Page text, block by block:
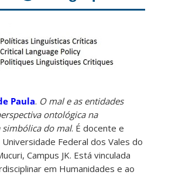
Paula. O mal e as entidades
ontológica na
simbólica do mal. É docente e
Federal dos Vales do
Campus JK. Está vinculada
em Humanidades e ao